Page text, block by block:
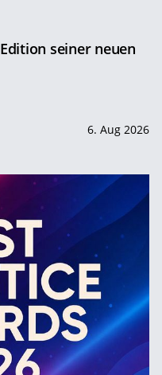
seiner neuen
6. Aug 2026